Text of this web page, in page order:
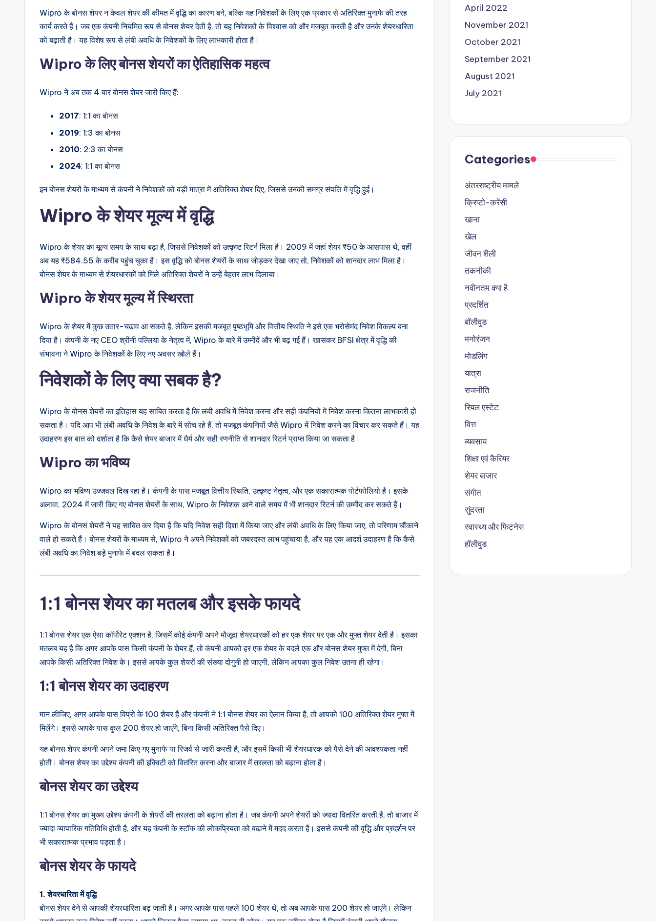
Wipro के बोनस शेयर न केवल शेयर की कीमत में वृद्धि का कारण बने, बल्कि यह निवेशकों के लिए एक प्रकार से अतिरिक्त मुनाफे की तरह
कार्य करते हैं। जब एक कंपनी नियमित रूप से बोनस शेयर देती है, तो यह निवेशकों के विश्वास को और मजबूत करती है और उनके शेयरधारिता
को बढ़ाती है। यह विशेष रूप से लंबी अवधि के निवेशकों के लिए लाभकारी होता है।
Wipro के लिए बोनस शेयरों का ऐतिहासिक महत्व
Wipro ने अब तक 4 बार बोनस शेयर जारी किए हैं:
2017: 1:1 का बोनस
2019: 1:3 का बोनस
2010: 2:3 का बोनस
2024: 1:1 का बोनस
इन बोनस शेयरों के माध्यम से कंपनी ने निवेशकों को बड़ी मात्रा में अतिरिक्त शेयर दिए, जिससे उनकी समग्र संपत्ति में वृद्धि हुई।
Wipro के शेयर मूल्य में वृद्धि
Wipro के शेयर का मूल्य समय के साथ बढ़ा है, जिससे निवेशकों को उत्कृष्ट रिटर्न मिला है। 2009 में जहां शेयर ₹50 के आसपास थे, वहीं
अब यह ₹584.55 के करीब पहुंच चुका है। इस वृद्धि को बोनस शेयरों के साथ जोड़कर देखा जाए तो, निवेशकों को शानदार लाभ मिला है।
बोनस शेयर के माध्यम से शेयरधारकों को मिले अतिरिक्त शेयरों ने उन्हें बेहतर लाभ दिलाया।
Wipro के शेयर मूल्य में स्थिरता
Wipro के शेयर में कुछ उतार-चढ़ाव आ सकते हैं, लेकिन इसकी मजबूत पृष्ठभूमि और वित्तीय स्थिति ने इसे एक भरोसेमंद निवेश विकल्प बना
दिया है। कंपनी के नए CEO श्रीनी पल्लिया के नेतृत्व में, Wipro के बारे में उम्मीदें और भी बढ़ गई हैं। खासकर BFSI क्षेत्र में वृद्धि की
संभावना ने Wipro के निवेशकों के लिए नए अवसर खोले हैं।
निवेशकों के लिए क्या सबक है?
Wipro के बोनस शेयरों का इतिहास यह साबित करता है कि लंबी अवधि में निवेश करना और सही कंपनियों में निवेश करना कितना लाभकारी हो
सकता है। यदि आप भी लंबी अवधि के निवेश के बारे में सोच रहे हैं, तो मजबूत कंपनियों जैसे Wipro में निवेश करने का विचार कर सकते हैं। यह
उदाहरण इस बात को दर्शाता है कि कैसे शेयर बाजार में धैर्य और सही रणनीति से शानदार रिटर्न प्राप्त किया जा सकता है।
Wipro का भविष्य
Wipro का भविष्य उज्जवल दिख रहा है। कंपनी के पास मजबूत वित्तीय स्थिति, उत्कृष्ट नेतृत्व, और एक सकारात्मक पोर्टफोलियो है। इसके
अलावा, 2024 में जारी किए गए बोनस शेयरों के साथ, Wipro के निवेशक आने वाले समय में भी शानदार रिटर्न की उम्मीद कर सकते हैं।
Wipro के बोनस शेयरों ने यह साबित कर दिया है कि यदि निवेश सही दिशा में किया जाए और लंबी अवधि के लिए किया जाए, तो परिणाम चौंकाने
वाले हो सकते हैं। बोनस शेयरों के माध्यम से, Wipro ने अपने निवेशकों को जबरदस्त लाभ पहुंचाया है, और यह एक आदर्श उदाहरण है कि कैसे
लंबी अवधि का निवेश बड़े मुनाफे में बदल सकता है।
1:1 बोनस शेयर का मतलब और इसके फायदे
1:1 बोनस शेयर एक ऐसा कॉर्पोरेट एक्शन है, जिसमें कोई कंपनी अपने मौजूदा शेयरधारकों को हर एक शेयर पर एक और मुफ्त शेयर देती है। इसका
मतलब यह है कि अगर आपके पास किसी कंपनी के शेयर हैं, तो कंपनी आपको हर एक शेयर के बदले एक और बोनस शेयर मुफ्त में देगी, बिना
आपके किसी अतिरिक्त निवेश के। इससे आपके कुल शेयरों की संख्या दोगुनी हो जाएगी, लेकिन आपका कुल निवेश उतना ही रहेगा।
1:1 बोनस शेयर का उदाहरण
मान लीजिए, अगर आपके पास विप्रो के 100 शेयर हैं और कंपनी ने 1:1 बोनस शेयर का ऐलान किया है, तो आपको 100 अतिरिक्त शेयर मुफ्त में
मिलेंगे। इससे आपके पास कुल 200 शेयर हो जाएंगे, बिना किसी अतिरिक्त पैसे दिए।
यह बोनस शेयर कंपनी अपने जमा किए गए मुनाफे या रिजर्व से जारी करती है, और इसमें किसी भी शेयरधारक को पैसे देने की आवश्यकता नहीं
होती। बोनस शेयर का उद्देश्य कंपनी की इक्विटी को वितरित करना और बाजार में तरलता को बढ़ाना होता है।
बोनस शेयर का उद्देश्य
1:1 बोनस शेयर का मुख्य उद्देश्य कंपनी के शेयरों की तरलता को बढ़ाना होता है। जब कंपनी अपने शेयरों को ज्यादा वितरित करती है, तो बाजार में
ज्यादा व्यापारिक गतिविधि होती है, और यह कंपनी के स्टॉक की लोकप्रियता को बढ़ाने में मदद करता है। इससे कंपनी की वृद्धि और प्रदर्शन पर
भी सकारात्मक प्रभाव पड़ता है।
बोनस शेयर के फायदे
1. शेयरधारिता में वृद्धि
बोनस शेयर देने से आपकी शेयरधारिता बढ़ जाती है। अगर आपके पास पहले 100 शेयर थे, तो अब आपके पास 200 शेयर हो जाएंगे। लेकिन
April 2022
November 2021
October 2021
September 2021
August 2021
July 2021
Categories
अंतरराष्ट्रीय मामले
क्रिप्टो-करेंसी
खाना
खेल
जीवन शैली
तकनीकी
नवीनतम क्या है
प्रदर्शित
बॉलीवुड
मनोरंजन
मोडलिंग
यात्रा
राजनीति
रियल एस्टेट
वित्त
व्यवसाय
शिक्षा एवं कैरियर
शेयर बाजार
संगीत
सुंदरता
स्वास्थ्य और फिटनेस
हॉलीवुड